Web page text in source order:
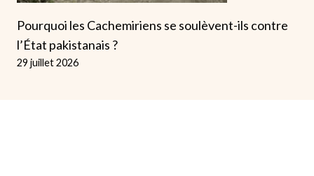
Pourquoi les Cachemiriens se soulèvent-ils contre
l’État pakistanais ?
29 juillet 2026